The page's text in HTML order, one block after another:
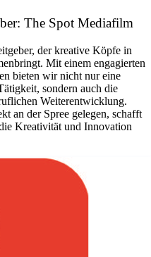
The Spot Mediafilm
der kreative Köpfe in
Mit einem engagierten
bieten wir nicht nur eine
sondern auch die
Weiterentwicklung.
an der Spree gelegen, schafft
Kreativität und Innovation